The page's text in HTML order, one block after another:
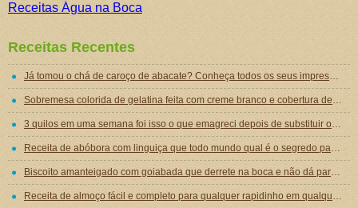
Receitas Água na Boca
Receitas Recentes
Já tomou o chá de caroço de abacate? Conheça todos os seus impressionantes benefícios!
Sobremesa colorida de gelatina feita com creme branco e cobertura de mousse de gelatina
3 quilos em uma semana foi isso o que emagreci depois de substituir o jantar por essa sopa emagrecedora
Receita de abóbora com linguiça que todo mundo qual é o segredo para ficar tão gostosa
Biscoito amanteigado com goiabada que derrete na boca e não dá para comer um só
Receita de almoço fácil e completo para qualquer rapidinho em qualquer dia da semana